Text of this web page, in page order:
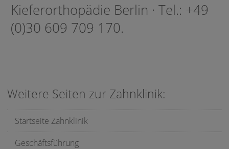
Kieferorthopädie Berlin · Tel.: +49
(0)30 609 709 170.
Weitere Seiten zur Zahnklinik:
Startseite Zahnklinik
Geschäftsführung